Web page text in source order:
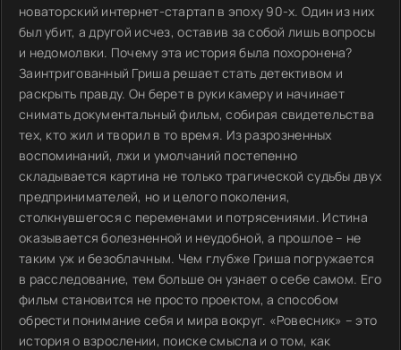
новаторский интернет-стартап в эпоху 90-х. Один из них
был убит, а другой исчез, оставив за собой лишь вопросы
и недомолвки. Почему эта история была похоронена?
Заинтригованный Гриша решает стать детективом и
раскрыть правду. Он берет в руки камеру и начинает
снимать документальный фильм, собирая свидетельства
тех, кто жил и творил в то время. Из разрозненных
воспоминаний, лжи и умолчаний постепенно
складывается картина не только трагической судьбы двух
предпринимателей, но и целого поколения,
столкнувшегося с переменами и потрясениями. Истина
оказывается болезненной и неудобной, а прошлое – не
таким уж и безоблачным. Чем глубже Гриша погружается
в расследование, тем больше он узнает о себе самом. Его
фильм становится не просто проектом, а способом
обрести понимание себя и мира вокруг. «Ровесник» – это
история о взрослении, поиске смысла и о том, как